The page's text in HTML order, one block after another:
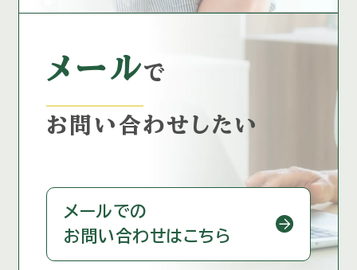
メールで
お問い合わせしたい
メールでの
お問い合わせはこちら